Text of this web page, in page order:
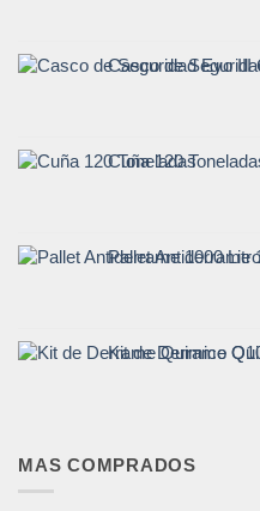
Casco de
Cuña 120
Pallet Antiderrame
Kit de Derrame
MAS COMPRADOS